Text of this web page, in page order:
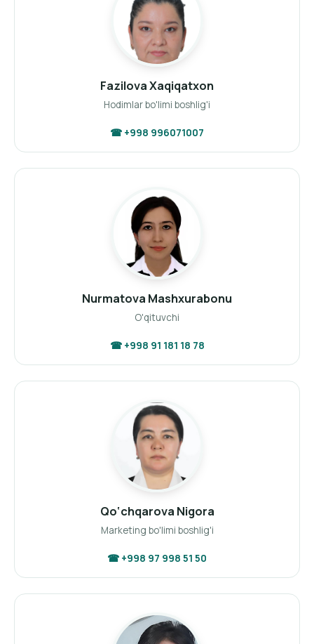
Fazilova Xaqiqatxon
Hodimlar bo'limi boshlig'i
☎ +998 996071007
Nurmatova Mashxurabonu
O'qituvchi
☎ +998 91 181 18 78
Qo‘chqarova Nigora
Marketing bo'limi boshlig'i
☎ +998 97 998 51 50